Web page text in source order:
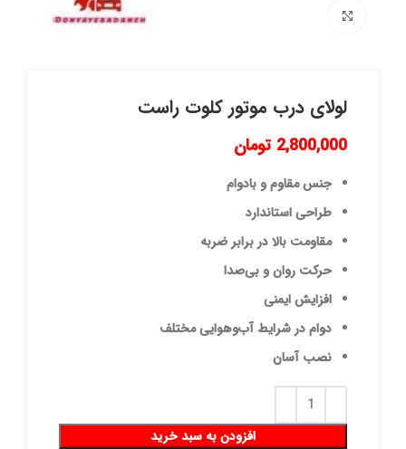
لولای درب موتور کلوت راست
2,800,000 تومان
جنس مقاوم و بادوام
طراحی استاندارد
مقاومت بالا در برابر ضربه
حرکت روان و بی‌صدا
افزایش ایمنی
دوام در شرایط آب‌وهوایی مختلف
نصب آسان
افزودن به سبد خرید